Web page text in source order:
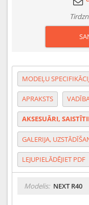
MODEĻU
APRAKSTS
AKSESUĀRI,
GALERIJA,
LEJUPIELĀDĒJIET PDF
Modelis: NEXT R40